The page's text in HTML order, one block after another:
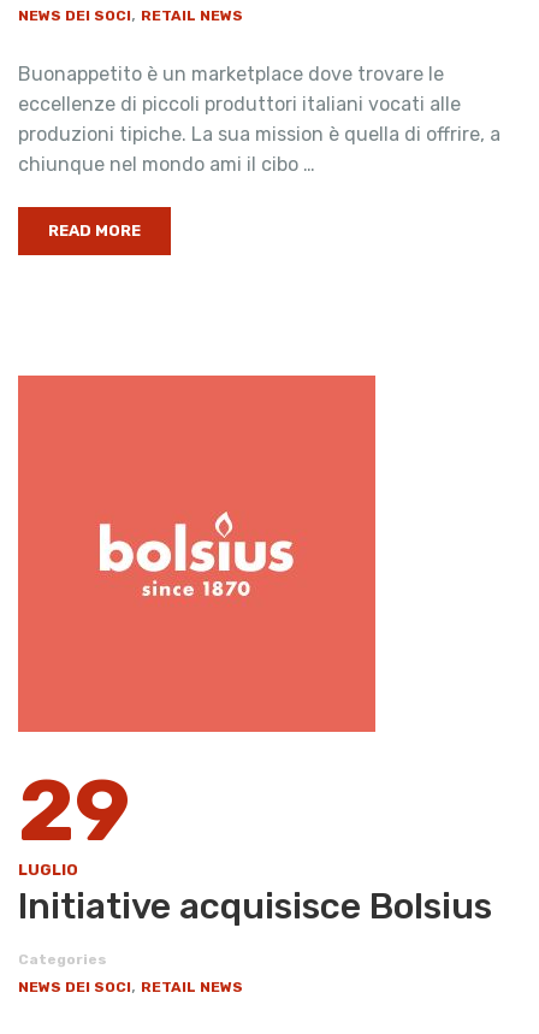
NEWS DEI SOCI, RETAIL NEWS
Buonappetito è un marketplace dove trovare le
eccellenze di piccoli produttori italiani vocati alle
produzioni tipiche. La sua mission è quella di offrire, a
chiunque nel mondo ami il cibo …
READ MORE
29
LUGLIO
Initiative acquisisce Bolsius
Categories
NEWS DEI SOCI, RETAIL NEWS